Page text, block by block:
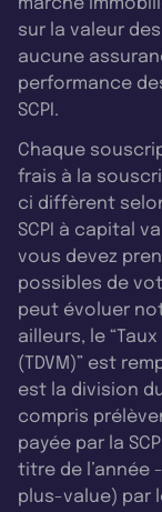
marché
sur la valeur
aucune
performance
SCPI.
Chaque
frais à la
ci diffèrent
SCPI à capital
vous devez
possibles de
peut évoluer
ailleurs, le
(TDVM)” est
est la division
compris
payée par la
titre de l’année
plus-value) par